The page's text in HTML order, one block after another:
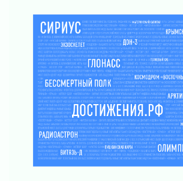
Маршрутами будущего — к
31 июля 2026
«Корвет» на страже
31 июля 2026
Правила для жизни
31 июля 2026
С рабочим визитом
31 июля 2026
В Шлиссельбурге прошла акция
кораблик Памяти»
31 июля 2026